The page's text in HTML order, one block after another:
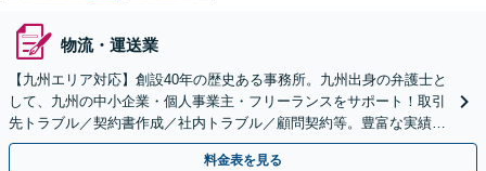
物流・運送業
【九州エリア対応】創設40年の歴史ある事務所。九州出身の弁護士と
して、九州の中小企業・個人事業主・フリーランスをサポート！取引
先トラブル／契約書作成／社内トラブル／顧問契約等。豊富な実績を
活かし成長をサポート【休日夜間対応】【初回相談無料】
料金表を見る